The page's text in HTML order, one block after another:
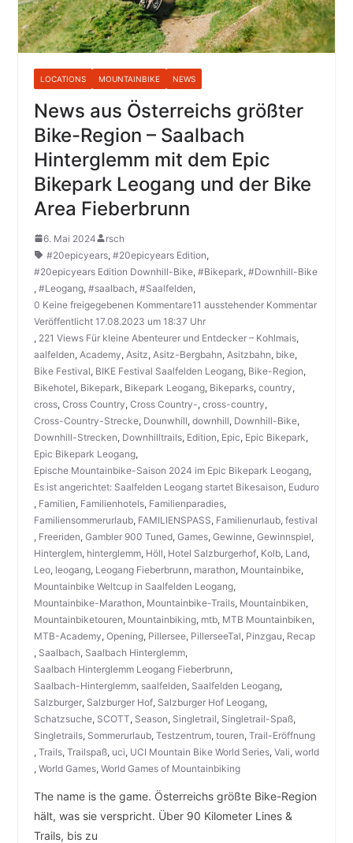
LOCATIONS MOUNTAINBIKE NEWS
News aus Österreichs größter
Bike-Region – Saalbach
Hinterglemm mit dem Epic
Bikepark Leogang und der Bike
Area Fieberbrunn
6. Mai 2024
rsch
#20epicyears, #20epicyears Edition,
#20epicyears Edition Downhill-Bike, #Bikepark, #Downhill-Bike
, #Leogang, #saalbach, #Saalfelden,
0 Keine freigegebenen Kommentare11 ausstehender Kommentar
Veröffentlicht 17.08.2023 um 18:37 Uhr
, 221 Views Für kleine Abenteurer und Entdecker – Kohlmais,
aalfelden, Academy, Asitz, Asitz-Bergbahn, Asitzbahn, bike,
Bike Festival, BIKE Festival Saalfelden Leogang, Bike-Region,
Bikehotel, Bikepark, Bikepark Leogang, Bikeparks, country,
cross, Cross Country, Cross Country-, cross-country,
Cross-Country-Strecke, Dounwhill, downhill, Downhill-Bike,
Downhill-Strecken, Downhilltrails, Edition, Epic, Epic Bikepark,
Epic Bikepark Leogang,
Epische Mountainbike-Saison 2024 im Epic Bikepark Leogang,
Es ist angerichtet: Saalfelden Leogang startet Bikesaison, Euduro
, Familien, Familienhotels, Familienparadies,
Familiensommerurlaub, FAMILIENSPASS, Familienurlaub, festival
, Freeriden, Gambler 900 Tuned, Games, Gewinne, Gewinnspiel,
Hinterglem, hinterglemm, Höll, Hotel Salzburgerhof, Kolb, Land,
Leo, leogang, Leogang Fieberbrunn, marathon, Mountainbike,
Mountainbike Weltcup in Saalfelden Leogang,
Mountainbike-Marathon, Mountainbike-Trails, Mountainbiken,
Mountainbiketouren, Mountainbiking, mtb, MTB Mountainbiken,
MTB-Academy, Opening, Pillersee, PillerseeTal, Pinzgau, Recap
, Saalbach, Saalbach Hinterglemm,
Saalbach Hinterglemm Leogang Fieberbrunn,
Saalbach-Hinterglemm, saalfelden, Saalfelden Leogang,
Salzburger, Salzburger Hof, Salzburger Hof Leogang,
Schatzsuche, SCOTT, Season, Singletrail, Singletrail-Spaß,
Singletrails, Sommerurlaub, Testzentrum, touren, Trail-Eröffnung
, Trails, Trailspaß, uci, UCI Mountain Bike World Series, Vali, world
, World Games, World Games of Mountainbiking
The name is the game. Österreichs größte Bike-Region
hält, was sie verspricht. Über 90 Kilometer Lines &
Trails, bis zu